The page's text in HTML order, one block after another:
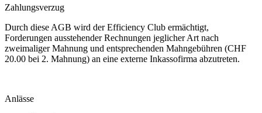
Zahlungsverzug
Durch diese AGB wird der Efficiency Club ermächtigt,
Forderungen ausstehender Rechnungen jeglicher Art nach
zweimaliger Mahnung und entsprechenden Mahngebühren (CHF
20.00 bei 2. Mahnung) an eine externe Inkassofirma abzutreten.
Anlässe